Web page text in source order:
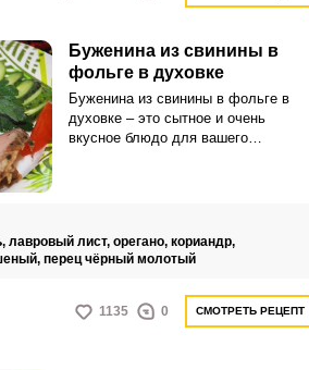
Буженина из свинины в
фольге в духовке
Буженина из свинины в фольге в
духовке – это сытное и очень
вкусное блюдо для вашего
лавровый лист, орегано, кориандр,
перец чёрный молотый
1135 0 СМОТРЕТЬ РЕЦЕПТ